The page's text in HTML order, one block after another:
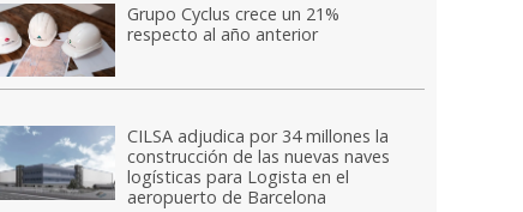
Grupo Cyclus crece un 21%
respecto al año anterior
CILSA adjudica por 34 millones la
construcción de las nuevas naves
logísticas para Logista en el
aeropuerto de Barcelona